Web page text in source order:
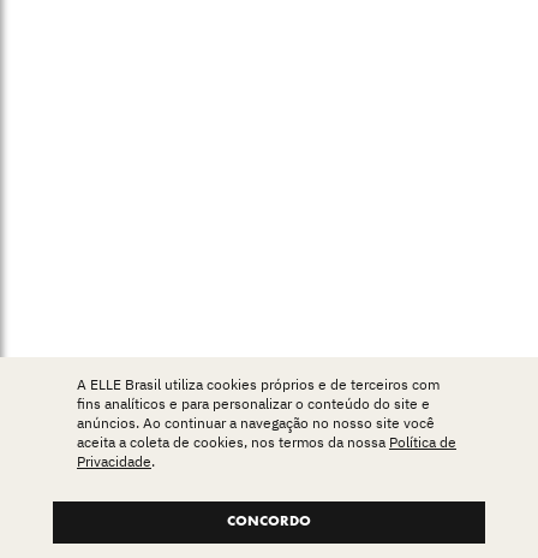
A ELLE Brasil utiliza cookies próprios e de terceiros com
fins analíticos e para personalizar o conteúdo do site e
anúncios. Ao continuar a navegação no nosso site você
aceita a coleta de cookies, nos termos da nossa Política de
Privacidade.
CONCORDO